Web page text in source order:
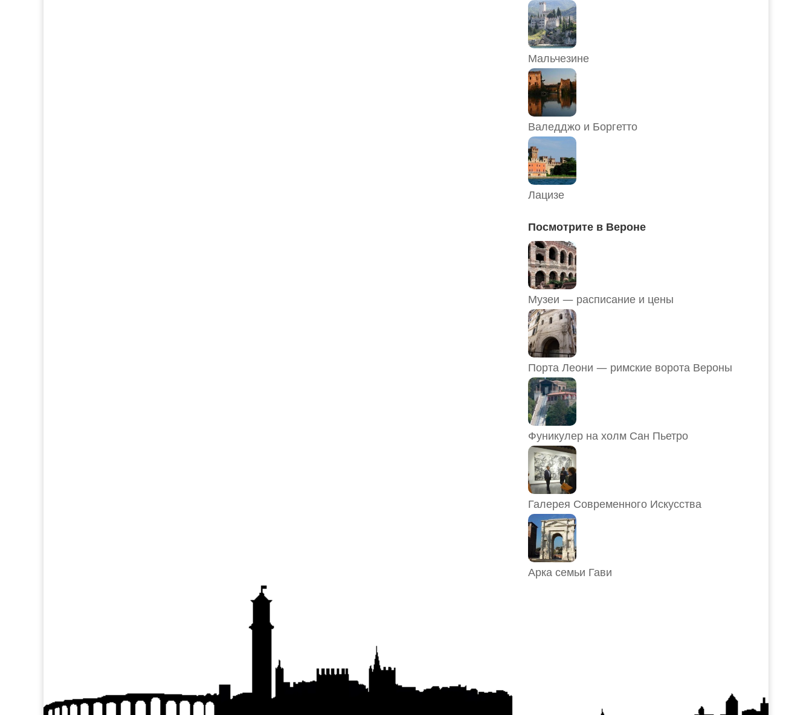
Мальчезине
Валедджо и Боргетто
Лацизе
Посмотрите в Вероне
Музеи — расписание и цены
Порта Леони — римские ворота Вероны
Фуникулер на холм Сан Пьетро
Галерея Современного Искусства
Арка семьи Гави